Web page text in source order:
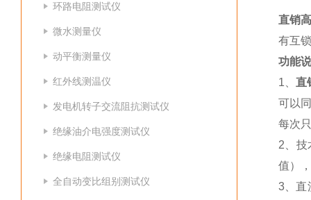
环路电阻测试仪
微水测量仪
动平衡测量仪
红外线测温仪
发电机转子交流阻抗测试仪
绝缘油介电强度测试仪
绝缘电阻测试仪
全自动变比组别测试仪
直销
有互
功能
1、直
可以
每次
2、技
值），
3、直